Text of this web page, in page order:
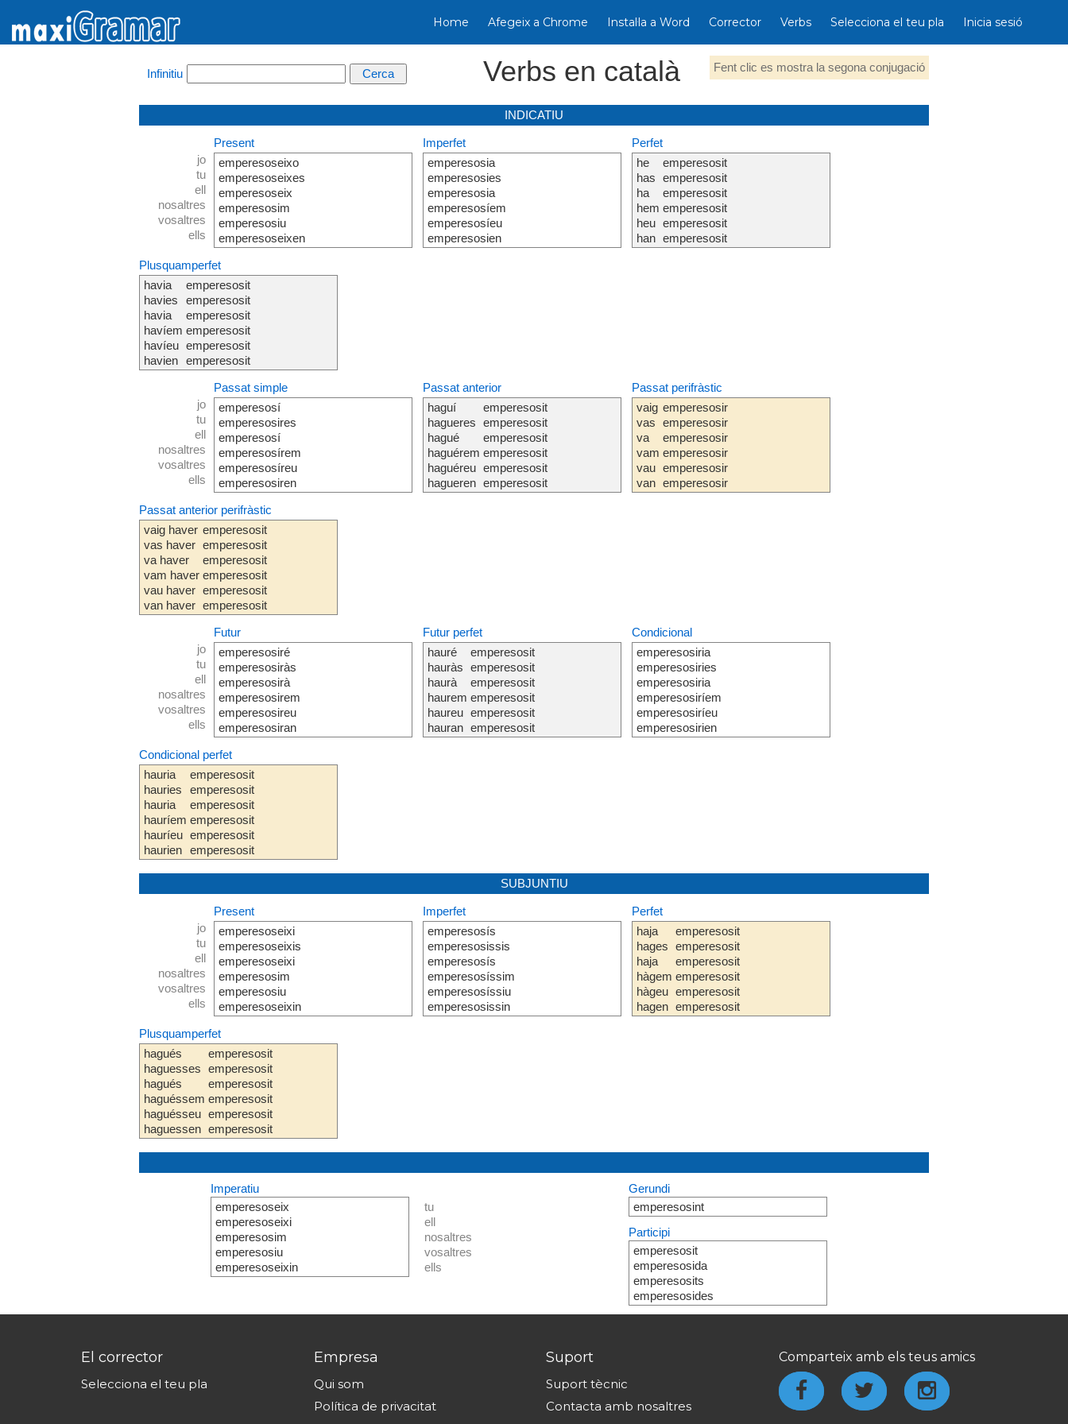
Home Afegeix a Chrome Instal·la a Word Corrector Verbs Selecciona el teu pla Inicia sesió
Infinitiu Verbs en català Fent clic es mostra la segona conjugació
INDICATIU
jo
tu
ell
nosaltres
vosaltres
ells
Present
emperesoseixo
emperesoseixes
emperesoseix
emperesosim
emperesosiu
emperesoseixen
Imperfet
emperesosia
emperesosies
emperesosia
emperesosíem
emperesosíeu
emperesosien
Perfet
he
has
ha
hem
heu
han
emperesosit
emperesosit
emperesosit
emperesosit
emperesosit
emperesosit
Plusquamperfet
havia
havies
havia
havíem
havíeu
havien
emperesosit
emperesosit
emperesosit
emperesosit
emperesosit
emperesosit
jo
tu
ell
nosaltres
vosaltres
ells
Passat simple
emperesosí
emperesosires
emperesosí
emperesosírem
emperesosíreu
emperesosiren
Passat anterior
haguí
hagueres
hagué
haguérem
haguéreu
hagueren
emperesosit
emperesosit
emperesosit
emperesosit
emperesosit
emperesosit
Passat perifràstic
vaig
vas
va
vam
vau
van
emperesosir
emperesosir
emperesosir
emperesosir
emperesosir
emperesosir
Passat anterior perifràstic
vaig haver
vas haver
va haver
vam haver
vau haver
van haver
emperesosit
emperesosit
emperesosit
emperesosit
emperesosit
emperesosit
jo
tu
ell
nosaltres
vosaltres
ells
Futur
emperesosiré
emperesosiràs
emperesosirà
emperesosirem
emperesosireu
emperesosiran
Futur perfet
hauré
hauràs
haurà
haurem
haureu
hauran
emperesosit
emperesosit
emperesosit
emperesosit
emperesosit
emperesosit
Condicional
emperesosiria
emperesosiries
emperesosiria
emperesosiríem
emperesosiríeu
emperesosirien
Condicional perfet
hauria
hauries
hauria
hauríem
hauríeu
haurien
emperesosit
emperesosit
emperesosit
emperesosit
emperesosit
emperesosit
SUBJUNTIU
jo
tu
ell
nosaltres
vosaltres
ells
Present
emperesoseixi
emperesoseixis
emperesoseixi
emperesosim
emperesosiu
emperesoseixin
Imperfet
emperesosís
emperesosissis
emperesosís
emperesosíssim
emperesosíssiu
emperesosissin
Perfet
haja
hages
haja
hàgem
hàgeu
hagen
emperesosit
emperesosit
emperesosit
emperesosit
emperesosit
emperesosit
Plusquamperfet
hagués
haguesses
hagués
haguéssem
haguésseu
haguessen
emperesosit
emperesosit
emperesosit
emperesosit
emperesosit
emperesosit
Imperatiu
emperesoseix
emperesoseixi
emperesosim
emperesosiu
emperesoseixin
tu
ell
nosaltres
vosaltres
ells
Gerundi
emperesosint
Participi
emperesosit
emperesosida
emperesosits
emperesosides
El corrector
Selecciona el teu pla
Empresa
Qui som
Política de privacitat
Suport
Suport tècnic
Contacta amb nosaltres
Comparteix amb els teus amics